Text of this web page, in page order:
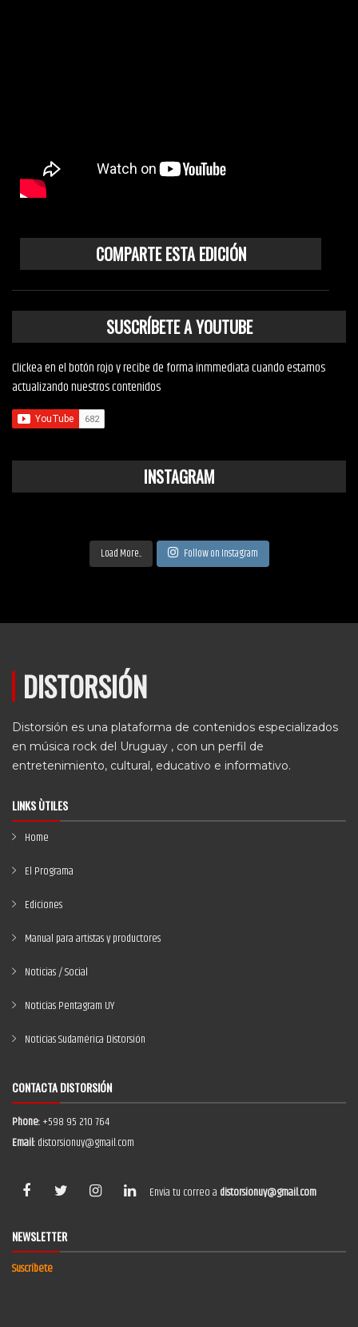
COMPARTE ESTA EDICIÓN
SUSCRÍBETE A YOUTUBE
Clickea en el botón rojo y recibe de forma inmmediata cuando estamos
actualizando nuestros contenidos
INSTAGRAM
Load More... Follow on Instagram
DISTORSIÓN
Distorsión es una plataforma de contenidos especializados
en música rock del Uruguay , con un perfil de
entretenimiento, cultural, educativo e informativo.
LINKS ÙTILES
Home
El Programa
Ediciones
Manual para artistas y productores
Noticias / Social
Noticias Pentagram UY
Noticias Sudamérica Distorsión
CONTACTA DISTORSIÓN
Phone:+598 95 210 764
Email:distorsionuy@gmail.com
Envía tu correo a distorsionuy@gmail.com
NEWSLETTER
Suscríbete